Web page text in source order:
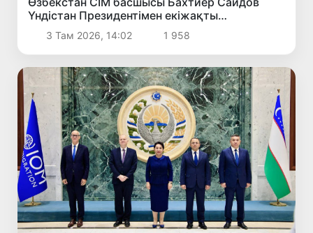
Үндістан Президентімен екіжақты
байланыстарды нығайту мәселелерін
талқылады
3 Там 2026, 14:02 1 958